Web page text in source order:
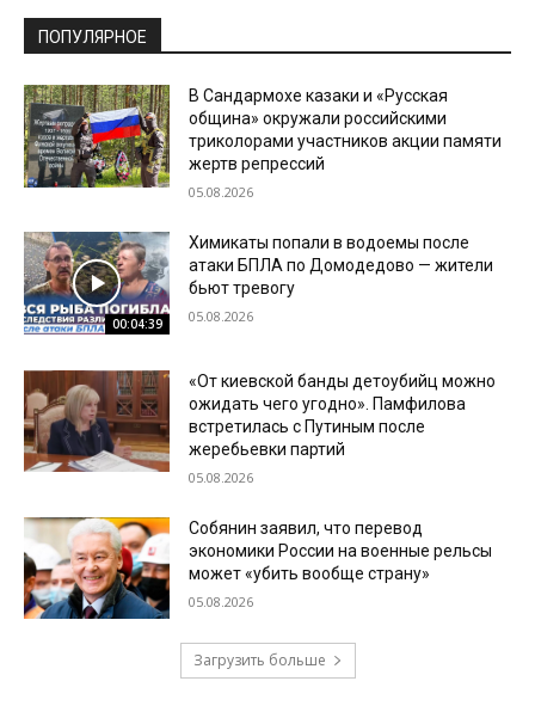
ПОПУЛЯРНОЕ
В Сандармохе казаки и «Русская
община» окружали российскими
триколорами участников акции памяти
жертв репрессий
05.08.2026
00:04:39
Химикаты попали в водоемы после
атаки БПЛА по Домодедово — жители
бьют тревогу
05.08.2026
«От киевской банды детоубийц можно
ожидать чего угодно». Памфилова
встретилась с Путиным после
жеребьевки партий
05.08.2026
Собянин заявил, что перевод
экономики России на военные рельсы
может «убить вообще страну»
05.08.2026
Загрузить больше